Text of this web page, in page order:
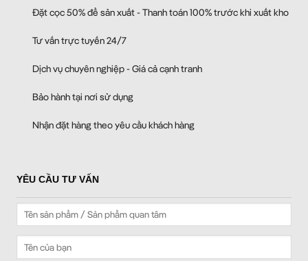
Đặt cọc 50% để sản xuất - Thanh toán 100% trước khi xuất kho
Tư vấn trực tuyến 24/7
Dịch vụ chuyên nghiệp - Giá cả cạnh tranh
Bảo hành tại nơi sử dụng
Nhận đặt hàng theo yêu cầu khách hàng
YÊU CẦU TƯ VẤN